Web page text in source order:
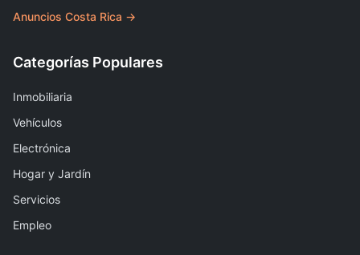
Anuncios Costa Rica →
Categorías Populares
Inmobiliaria
Vehículos
Electrónica
Hogar y Jardín
Servicios
Empleo